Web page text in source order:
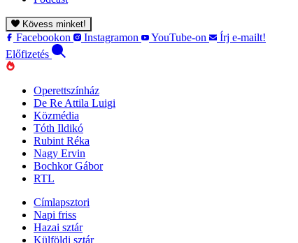
Kövess minket!
Facebookon Instagramon YouTube-on
Írj e-mailt!
Előfizetés
Operettszínház
De Re Attila Luigi
Közmédia
Tóth Ildikó
Rubint Réka
Nagy Ervin
Bochkor Gábor
RTL
Címlapsztori
Napi friss
Hazai sztár
Külföldi sztár